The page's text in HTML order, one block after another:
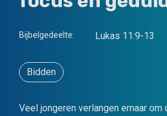
Bijbelgedeelte: Lukas 11:9-13
Bidden
Veel jongeren verlangen ernaar